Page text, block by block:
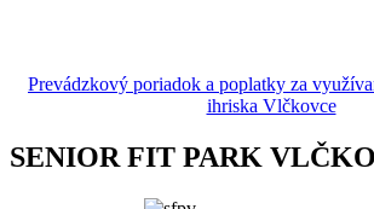
Prevádzkový poriadok a poplatky za
ihriska Vlčkovce
SENIOR FIT PARK